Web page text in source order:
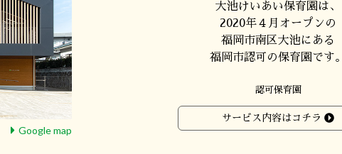
Google map
大池けいあい保育園は、
2020年４月オープンの
福岡市南区大池にある
福岡市認可の保育園です。
認可保育園
サービス内容はコチラ